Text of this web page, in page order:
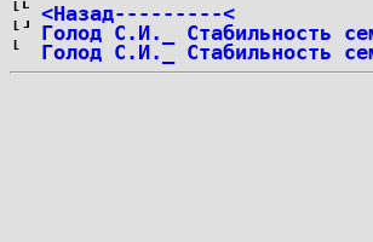
<Назад---------<
Голод С.И._ Стабильность
Голод С.И._ Стабильность